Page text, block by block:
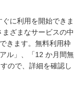
に利用を開始できま
まざまなサービスの中
きます。無料利用枠
ル」、「12 か月間無
ので、詳細を確認し